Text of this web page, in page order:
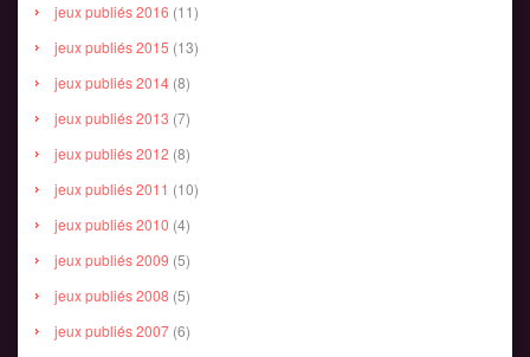
jeux publiés 2016 (11)
jeux publiés 2015 (13)
jeux publiés 2014 (8)
jeux publiés 2013 (7)
jeux publiés 2012 (8)
jeux publiés 2011 (10)
jeux publiés 2010 (4)
jeux publiés 2009 (5)
jeux publiés 2008 (5)
jeux publiés 2007 (6)